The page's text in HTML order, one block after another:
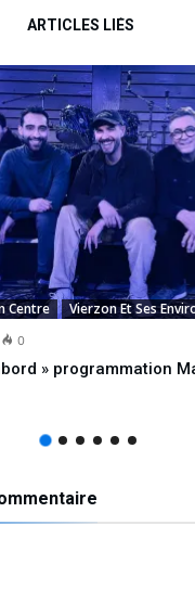
ARTICLES LIÉS
Centre Vierzon Et Ses
0
» programmation